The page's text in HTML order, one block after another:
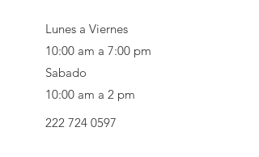
Lunes a Viernes
10:00 am a 7:00 pm
Sabado
10:00 am a 2 pm
222 724 0597